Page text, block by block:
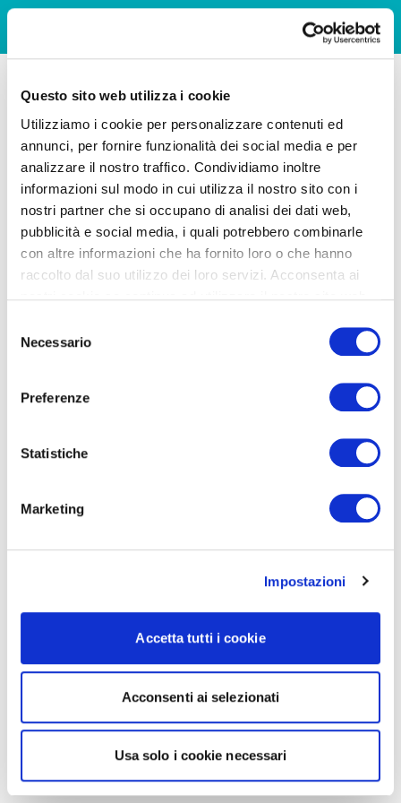
Questo sito web utilizza i cookie
Utilizziamo i cookie per personalizzare contenuti ed
annunci, per fornire funzionalità dei social media e per
analizzare il nostro traffico. Condividiamo inoltre
informazioni sul modo in cui utilizza il nostro sito con i
nostri partner che si occupano di analisi dei dati web,
pubblicità e social media, i quali potrebbero combinarle
con altre informazioni che ha fornito loro o che hanno
raccolto dal suo utilizzo dei loro servizi. Acconsenta ai
delNecessario
Preferenze
Statistiche
Marketing
Impostazioni
Accetta tutti i cookie
Acconsenti ai selezionati
Usa solo i cookie necessari